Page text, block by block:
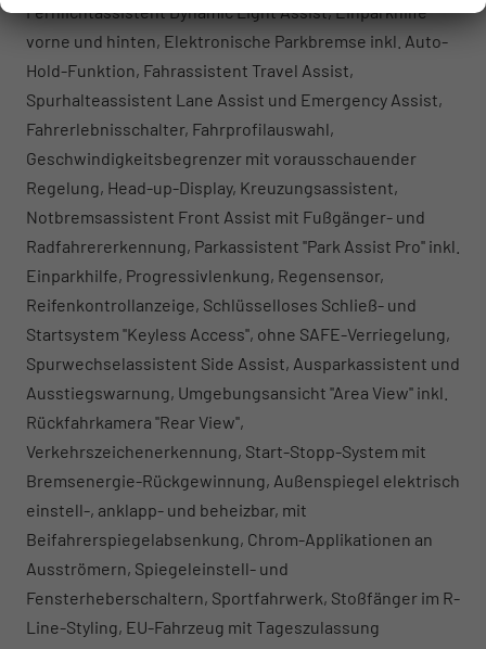
Fernlichtassistent Dynamic Light Assist, Einparkhilfe
vorne und hinten, Elektronische Parkbremse inkl. Auto-
Hold-Funktion, Fahrassistent Travel Assist,
Spurhalteassistent Lane Assist und Emergency Assist,
Fahrerlebnisschalter, Fahrprofilauswahl,
Geschwindigkeitsbegrenzer mit vorausschauender
Regelung, Head-up-Display, Kreuzungsassistent,
Notbremsassistent Front Assist mit Fußgänger- und
Radfahrererkennung, Parkassistent ''Park Assist Pro'' inkl.
Einparkhilfe, Progressivlenkung, Regensensor,
Reifenkontrollanzeige, Schlüsselloses Schließ- und
Startsystem ''Keyless Access'', ohne SAFE-Verriegelung,
Spurwechselassistent Side Assist, Ausparkassistent und
Ausstiegswarnung, Umgebungsansicht ''Area View'' inkl.
Rückfahrkamera ''Rear View'',
Verkehrszeichenerkennung, Start-Stopp-System mit
Bremsenergie-Rückgewinnung, Außenspiegel elektrisch
einstell-, anklapp- und beheizbar, mit
Beifahrerspiegelabsenkung, Chrom-Applikationen an
Ausströmern, Spiegeleinstell- und
Fensterheberschaltern, Sportfahrwerk, Stoßfänger im R-
Line-Styling, EU-Fahrzeug mit Tageszulassung